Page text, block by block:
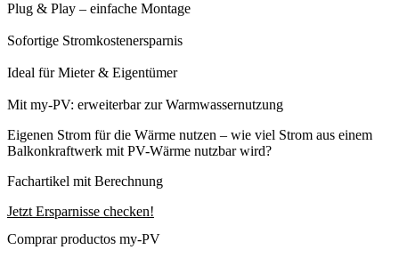
Plug & Play – einfache Montage
Sofortige Stromkostenersparnis
Ideal für Mieter & Eigentümer
Mit my-PV: erweiterbar zur Warmwassernutzung
Eigenen Strom für die Wärme nutzen – wie viel Strom aus einem
Balkonkraftwerk mit PV-Wärme nutzbar wird?
Fachartikel mit Berechnung
Jetzt Ersparnisse checken!
Comprar productos my-PV